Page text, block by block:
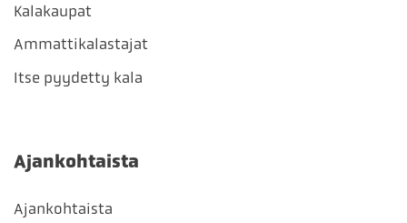
Kalakaupat
Ammattikalastajat
Itse pyydetty kala
Ajankohtaista
Ajankohtaista